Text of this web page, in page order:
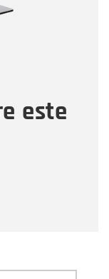
este